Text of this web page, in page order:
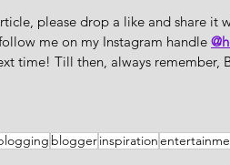
please drop a like and share it
me on my Instagram handle
time! Till then, always remember,
bloggerinspiration